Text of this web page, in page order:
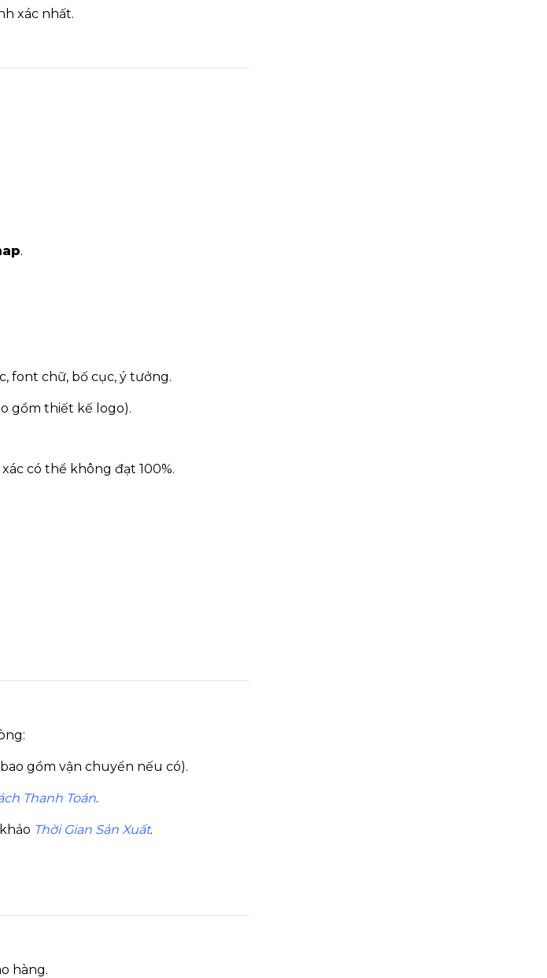
xác nhất.
.
font chữ, bố cục, ý tưởng.
gồm thiết kế logo).
có thể không đạt 100%.
gồm vận chuyển nếu có).
Thanh Toán.
Thời Gian Sản Xuất.
hàng.